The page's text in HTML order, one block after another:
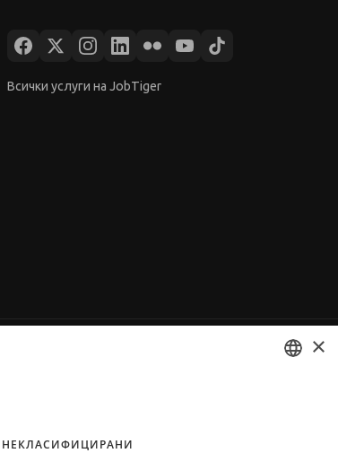
Всички услуги на JobTiger
×
НЕКЛАСИФИЦИРАНИ